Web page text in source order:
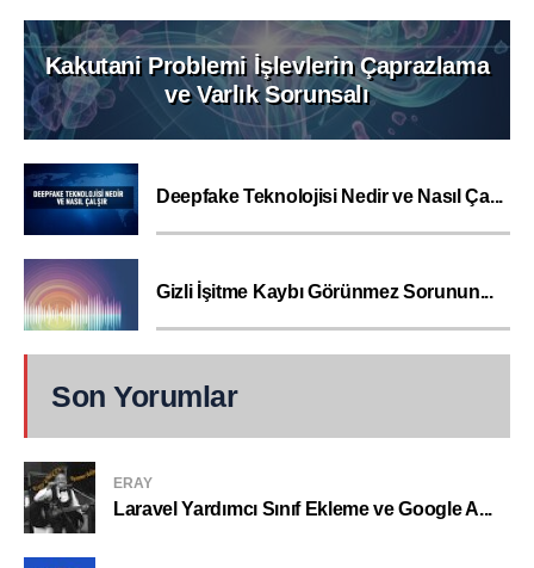
Kakutani Problemi İşlevlerin Çaprazlama
ve Varlık Sorunsalı
Deepfake Teknolojisi Nedir ve Nasıl Ça...
Gizli İşitme Kaybı Görünmez Sorunun...
Son Yorumlar
ERAY
Laravel Yardımcı Sınıf Ekleme ve Google A...